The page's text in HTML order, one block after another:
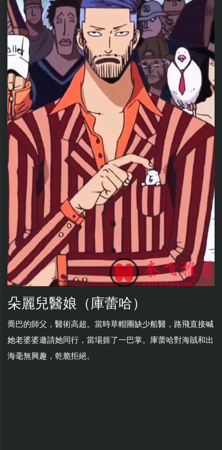
朵麗兒醫娘（庫蕾哈）
喬巴的師父，醫術高超。當時草帽團缺少船醫，路飛直接喊
她老婆婆邀請她同行，當場捱了一巴掌。庫蕾哈對海賊和出
海毫無興趣，乾脆拒絕。